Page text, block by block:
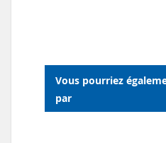
Vous pourriez
par